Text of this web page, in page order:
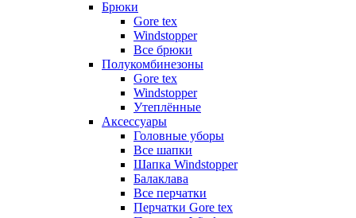
Брюки
Gore tex
Windstopper
Все брюки
Полукомбинезоны
Gore tex
Windstopper
Утеплённые
Аксессуары
Головные уборы
Все шапки
Шапка Windstopper
Балаклава
Все перчатки
Перчатки Gore tex